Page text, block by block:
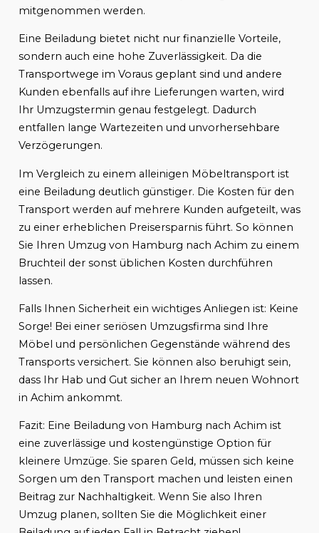
mitgenommen werden.
Eine Beiladung bietet nicht nur finanzielle Vorteile,
sondern auch eine hohe Zuverlässigkeit. Da die
Transportwege im Voraus geplant sind und andere
Kunden ebenfalls auf ihre Lieferungen warten, wird
Ihr Umzugstermin genau festgelegt. Dadurch
entfallen lange Wartezeiten und unvorhersehbare
Verzögerungen.
Im Vergleich zu einem alleinigen Möbeltransport ist
eine Beiladung deutlich günstiger. Die Kosten für den
Transport werden auf mehrere Kunden aufgeteilt, was
zu einer erheblichen Preisersparnis führt. So können
Sie Ihren Umzug von Hamburg nach Achim zu einem
Bruchteil der sonst üblichen Kosten durchführen
lassen.
Falls Ihnen Sicherheit ein wichtiges Anliegen ist: Keine
Sorge! Bei einer seriösen Umzugsfirma sind Ihre
Möbel und persönlichen Gegenstände während des
Transports versichert. Sie können also beruhigt sein,
dass Ihr Hab und Gut sicher an Ihrem neuen Wohnort
in Achim ankommt.
Fazit: Eine Beiladung von Hamburg nach Achim ist
eine zuverlässige und kostengünstige Option für
kleinere Umzüge. Sie sparen Geld, müssen sich keine
Sorgen um den Transport machen und leisten einen
Beitrag zur Nachhaltigkeit. Wenn Sie also Ihren
Umzug planen, sollten Sie die Möglichkeit einer